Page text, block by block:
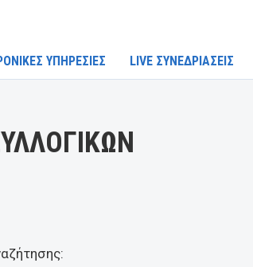
ΥΠΗΡΕΣΙΕΣ LIVE ΣΥΝΕΔΡΙΑΣΕΙΣ